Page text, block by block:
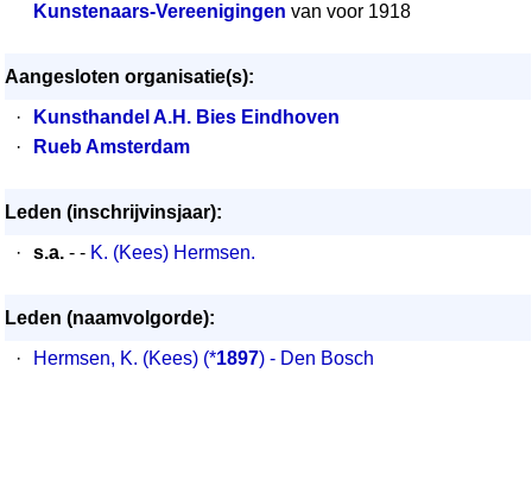
Kunstenaars-Vereenigingen van voor 1918
Aangesloten organisatie(s):
·
Kunsthandel A.H. Bies Eindhoven
·
Rueb Amsterdam
Leden (inschrijvinsjaar):
·
s.a. - - K. (Kees) Hermsen.
Leden (naamvolgorde):
·
Hermsen, K. (Kees) (*1897) - Den Bosch